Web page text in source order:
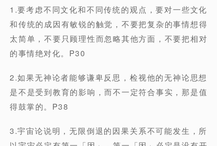
1.要考虑不同文化和不同传统的观点，要对一些文化
和传统的成因有敏锐的触觉，不要把复杂的事情想得
太简单，不要只顾理性而忽略其他方面，不要把相对
的事情绝对化。P30
2.如果无神论者能够谦卑反思，检视他的无神论思想
是不是受到教育的影响，而不一定符合事实，那是值
得鼓掌的。P38
3.宇宙论说明，无限倒退的因果关系不可能发生，所